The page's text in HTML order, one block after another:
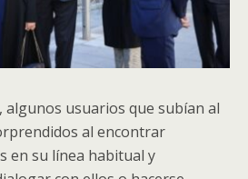
usuarios que subían al
al encontrar
en su línea habitual y